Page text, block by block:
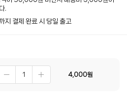
.
지 결제 완료 시 당일 출고
4,000원